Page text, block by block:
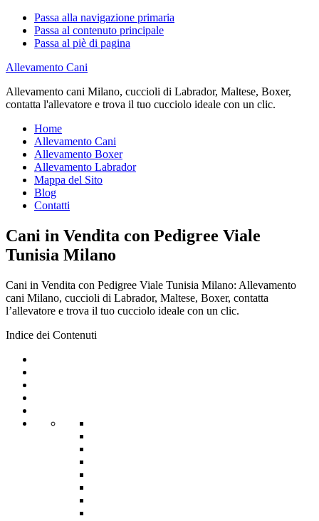
Passa alla navigazione primaria
Passa al contenuto principale
Passa al piè di pagina
Allevamento Cani
Allevamento cani Milano, cuccioli di Labrador, Maltese, Boxer,
contatta l'allevatore e trova il tuo cucciolo ideale con un clic.
Home
Allevamento Cani
Allevamento Boxer
Allevamento Labrador
Mappa del Sito
Blog
Contatti
Cani in Vendita con Pedigree Viale
Tunisia Milano
Cani in Vendita con Pedigree Viale Tunisia Milano: Allevamento
cani Milano, cuccioli di Labrador, Maltese, Boxer, contatta
l’allevatore e trova il tuo cucciolo ideale con un clic.
Indice dei Contenuti